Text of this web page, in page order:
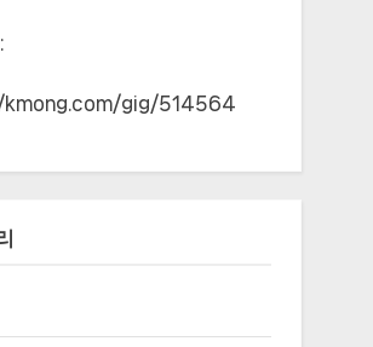
gig/514564